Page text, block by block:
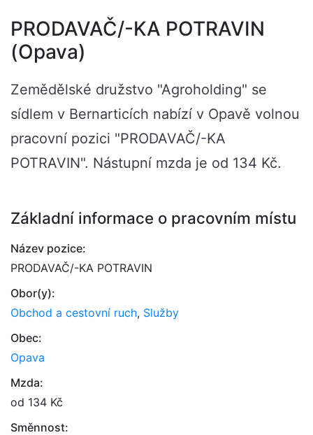
PRODAVAČ/-KA POTRAVIN
(Opava)
Zemědělské družstvo "Agroholding" se
sídlem v Bernarticích nabízí v Opavě volnou
pracovní pozici "PRODAVAČ/-KA
POTRAVIN". Nástupní mzda je od 134 Kč.
Základní informace o pracovním místu
Název pozice:
PRODAVAČ/-KA POTRAVIN
Obor(y):
Obchod a cestovní ruch, Služby
Obec:
Opava
Mzda:
od 134 Kč
Směnnost: